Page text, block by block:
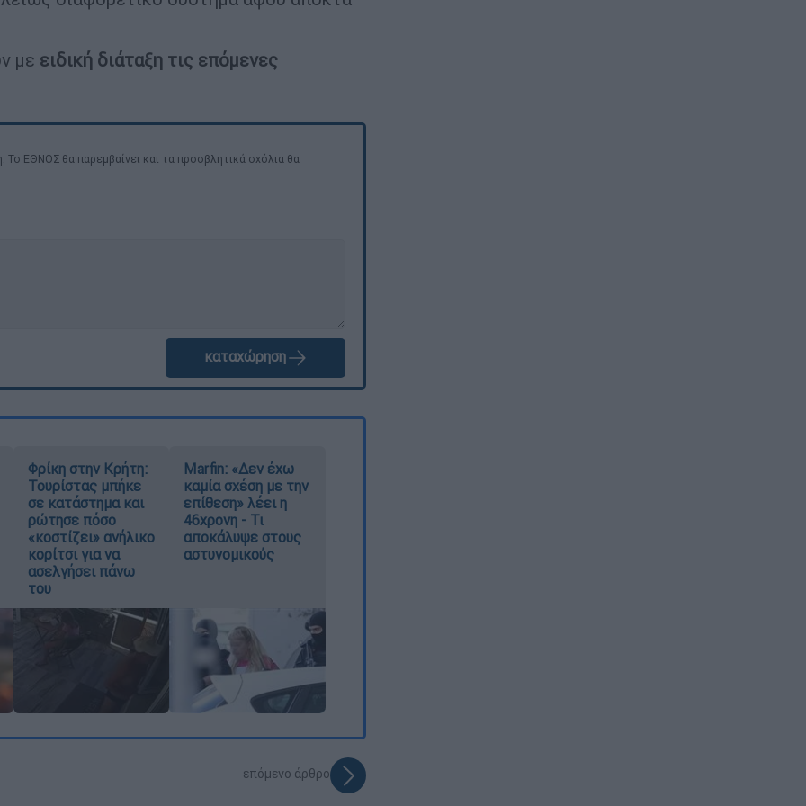
με ειδική διάταξη τις επόμενες
ΕΘΝΟΣ θα παρεμβαίνει και τα προσβλητικά σχόλια θα
καταχώρηση
Φρίκη στην Κρήτη:
Τουρίστας μπήκε
σε κατάστημα και
ρώτησε πόσο
«κοστίζει» ανήλικο
κορίτσι για να
ασελγήσει πάνω
του
Marfin: «Δεν έχω
καμία σχέση με την
επίθεση» λέει η
46χρονη - Τι
αποκάλυψε στους
αστυνομικούς
επόμενο άρθρο